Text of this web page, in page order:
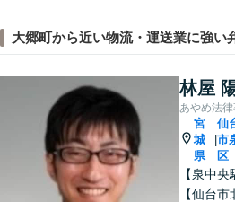
大郷町から近い物流・運送業に強い
林屋
あやめ法
宮
城
県
仙
市
区
【泉中
【仙台